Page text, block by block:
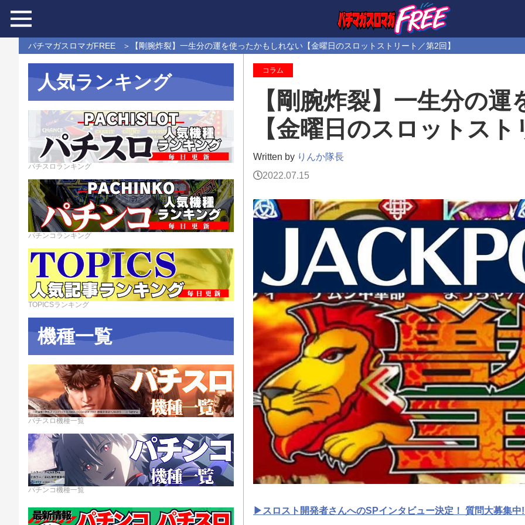
パチマガスロマガFREE 【剛腕炸裂】一生分の運を使ったかもしれない【金曜日のスロットストリート／第2回】
コラム
【剛腕炸裂】一生分の
【金曜日のスロットス
Written by りんか隊長
2022.07.15
▶スロスト開発者さんへのSPインタビュー決定！ 質問大募集中
人気ランキング
パチスロランキング
パチンコランキング
TOPICSランキング
機種一覧
パチスロ機種一覧
パチンコ機種一覧